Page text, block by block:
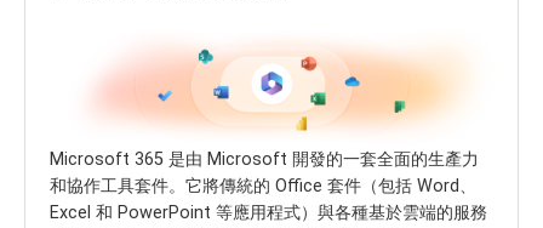
Microsoft 365 是由 Microsoft 開發的一套全面的生產力
和協作工具套件。它將傳統的 Office 套件（包括 Word、
Excel 和 PowerPoint 等應用程式）與各種基於雲端的服務